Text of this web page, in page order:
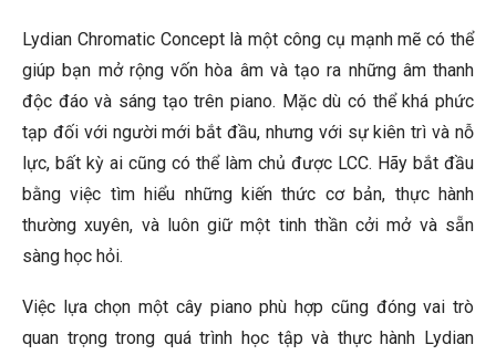
Lydian Chromatic Concept là một công cụ mạnh mẽ có thể
giúp bạn mở rộng vốn hòa âm và tạo ra những âm thanh
độc đáo và sáng tạo trên piano. Mặc dù có thể khá phức
tạp đối với người mới bắt đầu, nhưng với sự kiên trì và nỗ
lực, bất kỳ ai cũng có thể làm chủ được LCC. Hãy bắt đầu
bằng việc tìm hiểu những kiến thức cơ bản, thực hành
thường xuyên, và luôn giữ một tinh thần cởi mở và sẵn
sàng học hỏi.
Việc lựa chọn một cây piano phù hợp cũng đóng vai trò
quan trọng trong quá trình học tập và thực hành Lydian